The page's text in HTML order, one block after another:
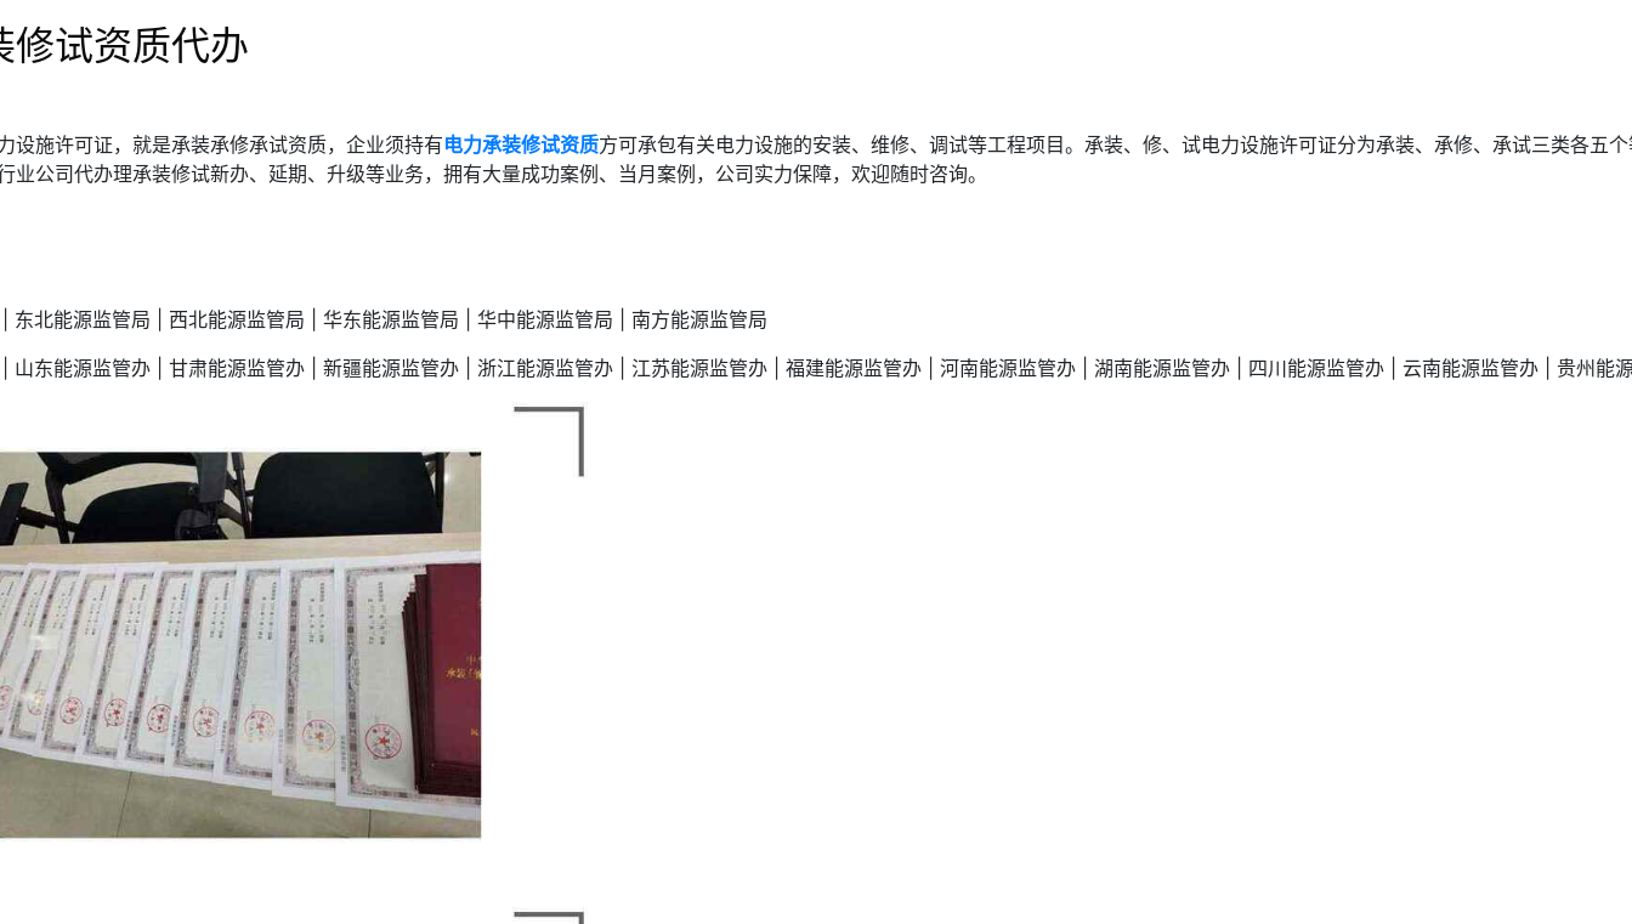
修试资质代办
设施许可证，就是承装承修承试资质，企业须持有电力承装修试资质方可承包有关电力设施的安装、维修、调试等工程项目。承装、修、试电力设施许可证分为承装、承修、承试三类各五
业公司代办理承装修试新办、延期、升级等业务，拥有大量成功案例、当月案例，公司实力保障，欢迎随时咨询。
东北能源监管局 | 西北能源监管局 | 华东能源监管局 | 华中能源监管局 | 南方能源监管局
山东能源监管办 | 甘肃能源监管办 | 新疆能源监管办 | 浙江能源监管办 | 江苏能源监管办 | 福建能源监管办 | 河南能源监管办 | 湖南能源监管办 | 四川能源监管办 | 云南能源监管办 | 贵州能